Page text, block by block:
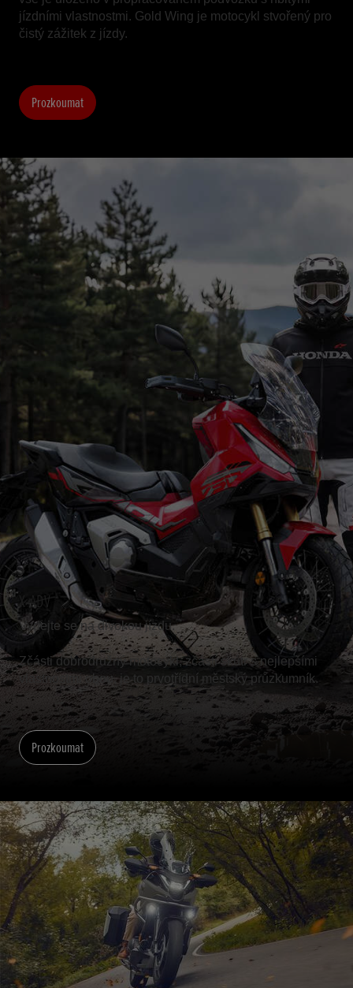
jízdními vlastnostmi. Gold Wing je motocykl stvořený pro
čistý zážitek z jízdy.
Prozkoumat
X-ADV
Vydejte se na divokou jízdu.
Zčásti dobrodružný motocykl, zčásti skútr s nejlepšími
vlastnostmi obou, je to prvotřídní městský průzkumník.
Prozkoumat